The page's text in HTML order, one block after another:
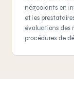
négociants en
et les
évaluations des
procédures de